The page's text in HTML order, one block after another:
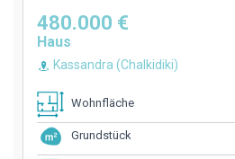
480.000 €
Haus
Kassandra (Chalkidiki)
Wohnfläche
Grundstück